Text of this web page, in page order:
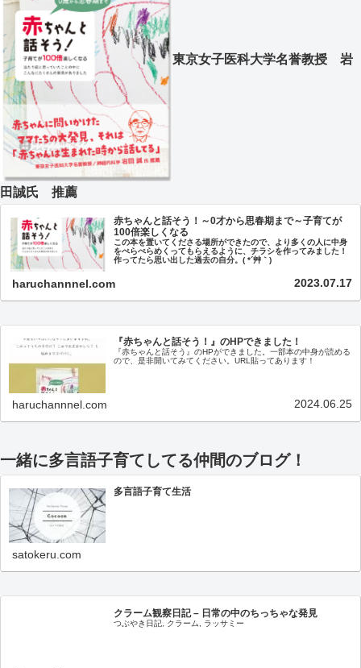
東京女子医科大学名誉教授 岩
田誠氏 推薦
赤ちゃんと話そう！～0才から思春期まで～子育てが
100倍楽しくなる
この本を置いてくださる場所ができたので、より多くの人に中身
をぺらぺらめくってもらえるように、チラシを作ってみました！
作ってたら思い出した過去の自分。( *´艸｀)
haruchannnel.com 2023.07.17
『赤ちゃんと話そう！』のHPできました！
『赤ちゃんと話そう』のHPができました。一部本の中身が読める
ので、是非開いてみてください。URL貼ってあります！
haruchannnel.com 2024.06.25
一緒に多言語子育てしてる仲間のブログ！
多言語子育て生活
satokeru.com
クラーム観察日記 – 日常の中のちっちゃな発見
つぶやき日記, クラーム, ラッサミー